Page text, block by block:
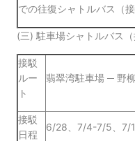
での往復シャトルバス（
(三) 駐車場シャトルバス（
接駁
ルー
ト
翡翠湾駐車場 ─ 野
接駁
日程
6/28、7/4-7/5、7/